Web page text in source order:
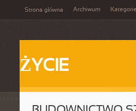
Strona główna Archiwum Kategorie
ŻYCIE